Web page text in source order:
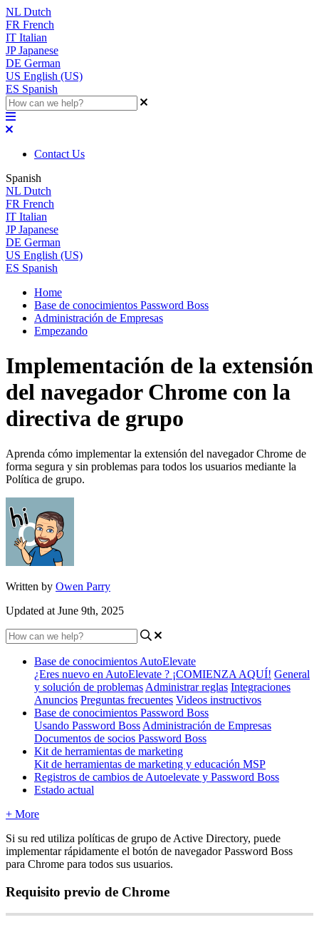
NL Dutch
FR French
IT Italian
JP Japanese
DE German
US English (US)
ES Spanish
Contact Us
Spanish
NL Dutch
FR French
IT Italian
JP Japanese
DE German
US English (US)
ES Spanish
Home
Base de conocimientos Password Boss
Administración de Empresas
Empezando
Implementación de la extensión
del navegador Chrome con la
directiva de grupo
Aprenda cómo implementar la extensión del navegador Chrome de
forma segura y sin problemas para todos los usuarios mediante la
Política de grupo.
Written by Owen Parry
Updated at June 9th, 2025
Base de conocimientos AutoElevate
¿Eres nuevo en AutoElevate ? ¡COMIENZA AQUÍ! General
y solución de problemas Administrar reglas Integraciones
Anuncios Preguntas frecuentes Videos instructivos
Base de conocimientos Password Boss
Usando Password Boss Administración de Empresas
Documentos de socios Password Boss
Kit de herramientas de marketing
Kit de herramientas de marketing y educación MSP
Registros de cambios de Autoelevate y Password Boss
Estado actual
+ More
Si su red utiliza políticas de grupo de Active Directory, puede
implementar rápidamente el botón de navegador Password Boss
para Chrome para todos sus usuarios.
Requisito previo de Chrome